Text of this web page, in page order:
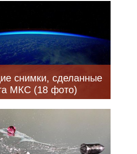
снимки, сделанные
МКС (18 фото)